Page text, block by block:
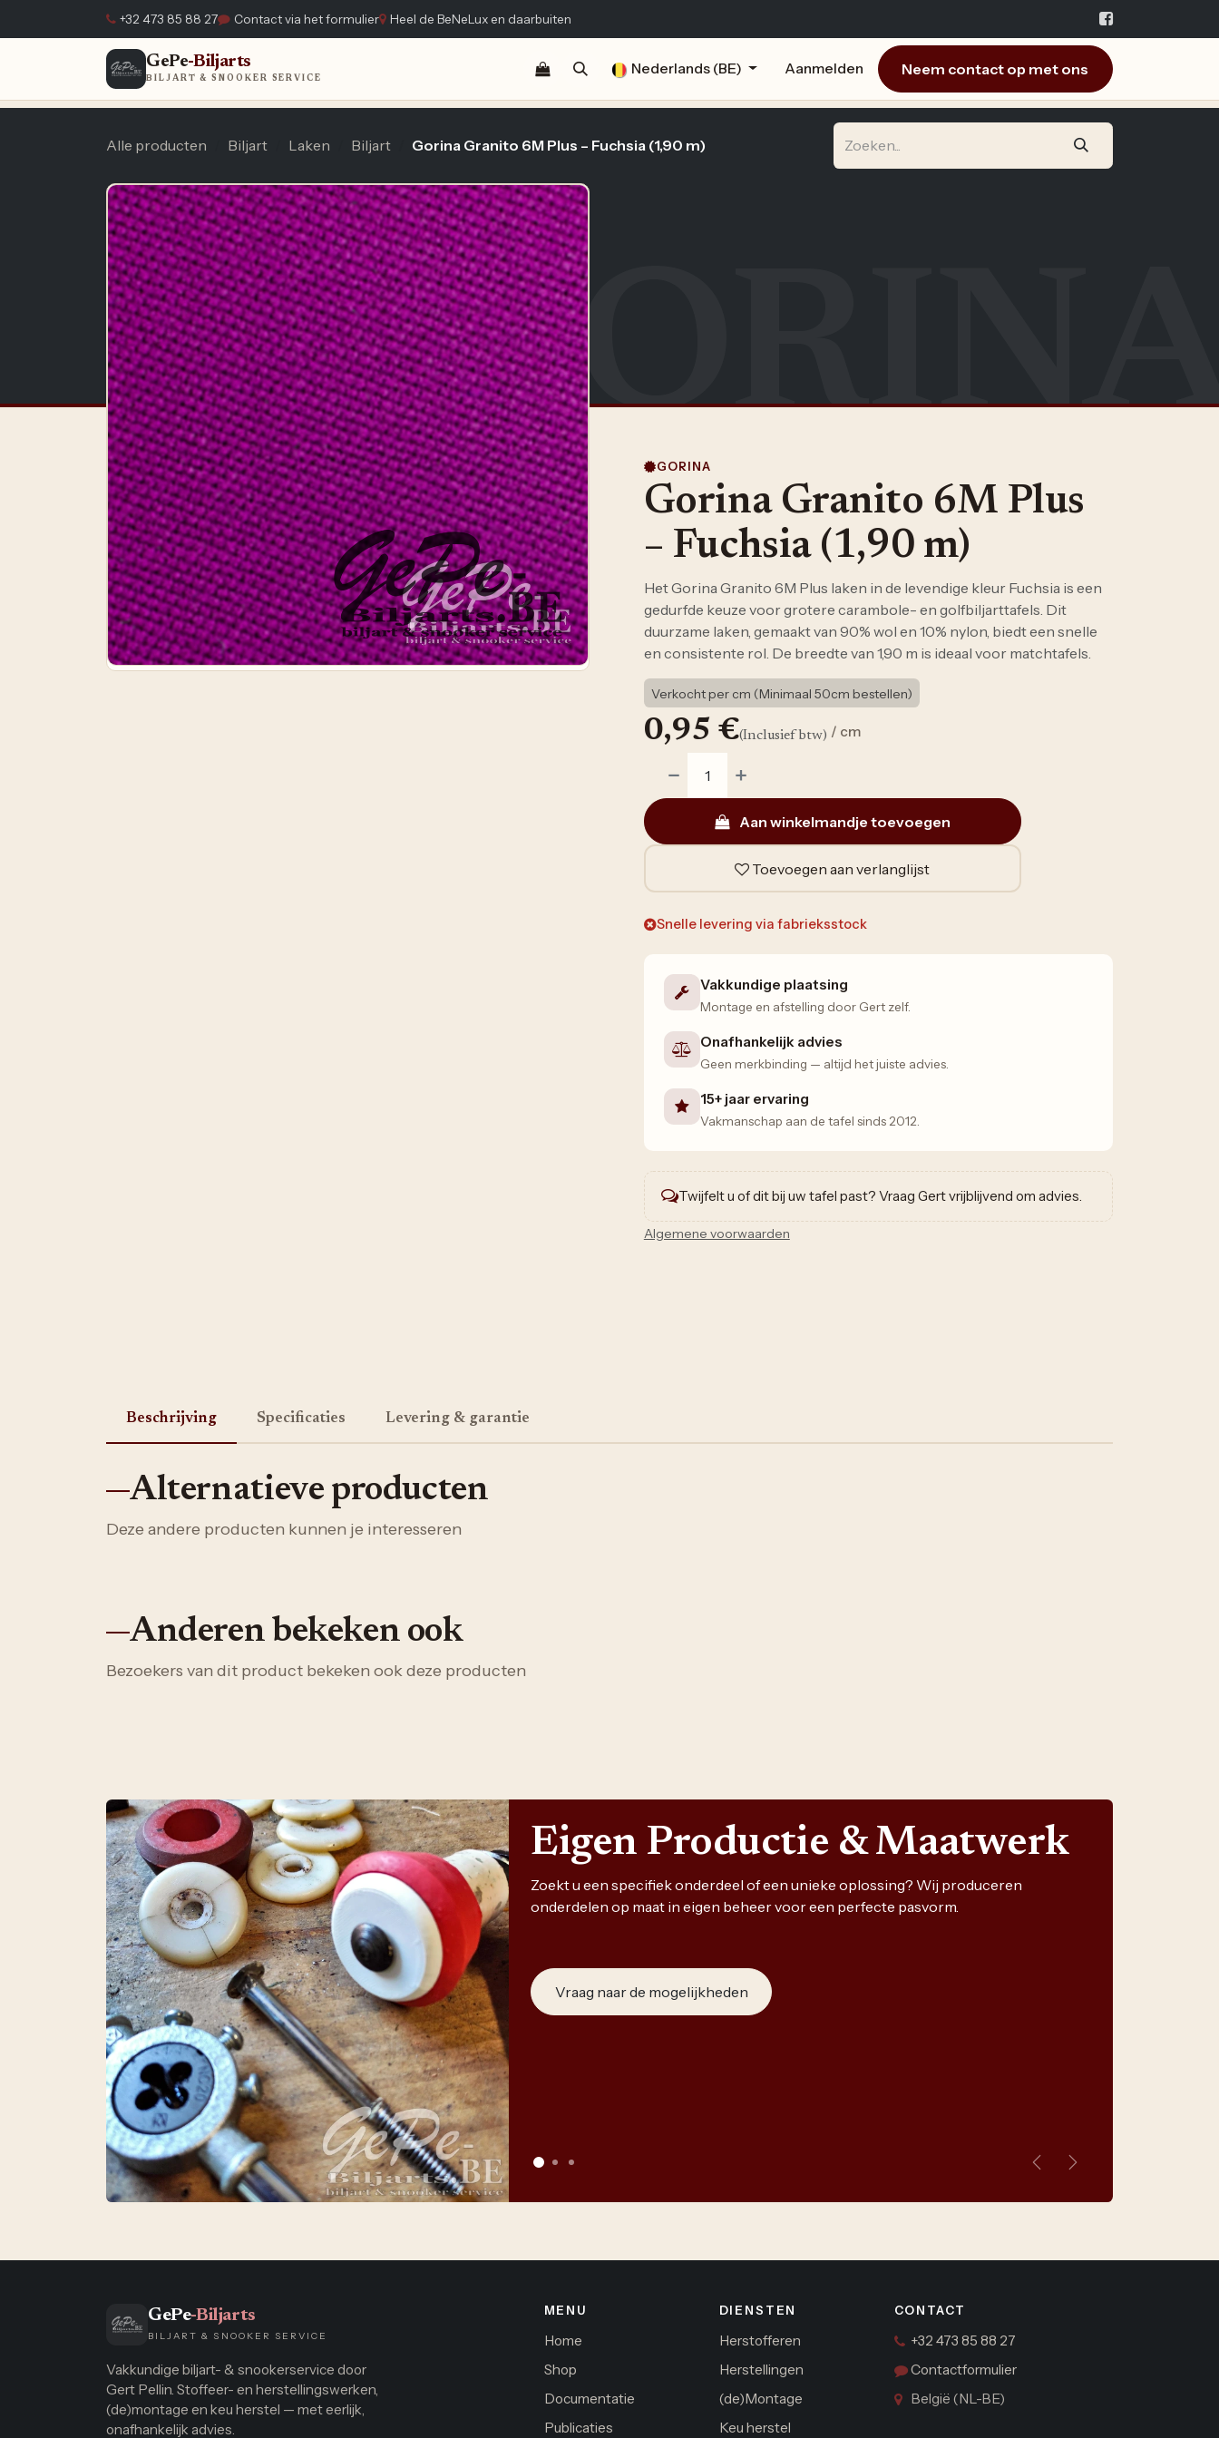
Overslaan naar inhoud+32 473 85 88 27 Contact via het formulier Heel de BeNeLux en daarbuiten
GePe-Biljarts
BILJART & SNOOKER SERVICE
Documentatie Publicaties Contact
Nederlands (BE) Aanmelden Neem contact op met ons
Alle producten Biljart Laken Biljart Gorina Granito 6M Plus – Fuchsia (1,90 m)
GORINA
Gorina Granito 6M Plus
– Fuchsia (1,90 m)
Het Gorina Granito 6M Plus laken in de levendige kleur Fuchsia is een
gedurfde keuze voor grotere carambole- en golfbiljarttafels. Dit
duurzame laken, gemaakt van 90% wol en 10% nylon, biedt een snelle
en consistente rol. De breedte van 1,90 m is ideaal voor matchtafels.
Verkocht per cm (Minimaal 50cm bestellen)
Aan winkelmandje toevoegen
Toevoegen aan verlanglijst
0,95 €(Inclusief btw) / cm
Snelle levering via fabrieksstock
Vakkundige plaatsing
Montage en afstelling door Gert zelf.
Onafhankelijk advies
Geen merkbinding — altijd het juiste advies.
15+ jaar ervaring
Vakmanschap aan de tafel sinds 2012.
Twijfelt u of dit bij uw tafel past? Vraag Gert vrijblijvend om advies.
Algemene voorwaarden
Beschrijving Specificaties Levering & garantie
Alternatieve producten
Deze andere producten kunnen je interesseren
Anderen bekeken ook
Bezoekers van dit product bekeken ook deze producten
Eigen Productie & Maatwerk
Zoekt u een specifiek onderdeel of een unieke oplossing? Wij produceren
onderdelen op maat in eigen beheer voor een perfecte pasvorm.
Vraag naar de mogelijkheden
VorigeVolgende
GePe-Biljarts
BILJART & SNOOKER SERVICE
Vakkundige biljart- & snookerservice door
Gert Pellin. Stoffeer- en herstellingswerken,
(de)montage en keu herstel — met eerlijk,
onafhankelijk advies.
MENU
Home
Shop
Documentatie
Publicaties
DIENSTEN
Herstofferen
Herstellingen
(de)Montage
Keu herstel
CONTACT
+32 473 85 88 27
Contactformulier
België (NL-BE)